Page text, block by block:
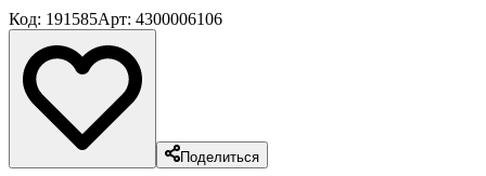
Код: 191585Арт: 4300006106
Поделиться